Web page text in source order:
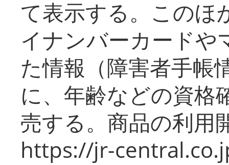
て表示する。このほ
イナンバーカードや
た情報（障害者手帳
に、年齢などの資格
売する。商品の利用
https://jr-